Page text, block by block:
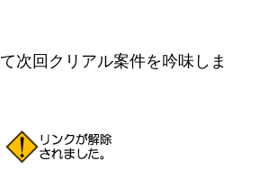
次回クリアル案件を吟味しま